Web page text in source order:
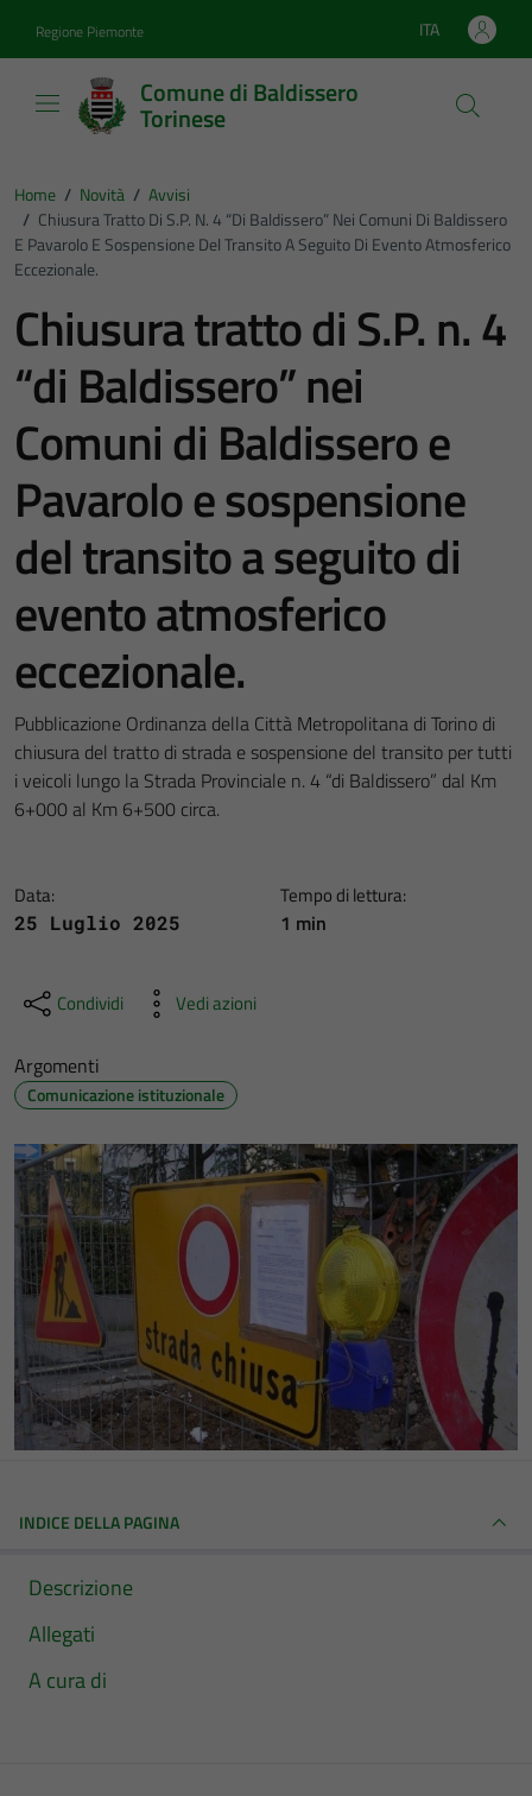
Regione Piemonte Lingua attiva:
ITA
Comune di Baldissero
Torinese
Home / Novità / Avvisi
/ Chiusura Tratto Di S.P. N. 4 “di Baldissero” Nei Comuni Di Baldissero
E Pavarolo E Sospensione Del Transito A Seguito Di Evento Atmosferico
Eccezionale.
Chiusura tratto di S.P. n. 4
“di Baldissero” nei
Comuni di Baldissero e
Pavarolo e sospensione
del transito a seguito di
evento atmosferico
eccezionale.
Pubblicazione Ordinanza della Città Metropolitana di Torino di
chiusura del tratto di strada e sospensione del transito per tutti
i veicoli lungo la Strada Provinciale n. 4 “di Baldissero” dal Km
6+000 al Km 6+500 circa.
Data:
25 Luglio 2025
Tempo di lettura:
1 min
Condividi Vedi azioni
Argomenti
Comunicazione istituzionale
INDICE DELLA PAGINA
Descrizione
Allegati
A cura di